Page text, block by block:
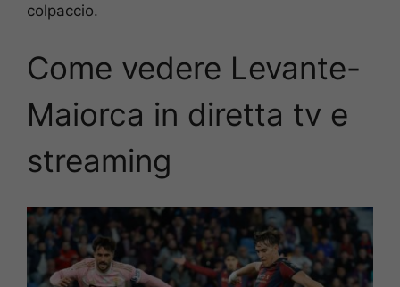
colpaccio.
Come vedere Levante-
Maiorca in diretta tv e
streaming